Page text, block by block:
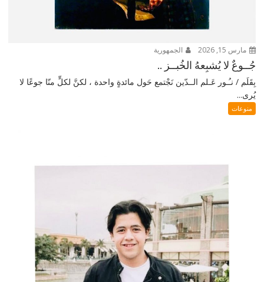
مارس 15, 2026 الجمهورية
جُــوعٌ لا يُشبِعهُ الخُبــز ..
بِقَلَم / نـُـور عَـلم الــدّين نَجْتمع حَول مائدةٍ واحدة ، لكنَّ لكلٍّ منّا جوعًا لا
يُرى...
منوعات